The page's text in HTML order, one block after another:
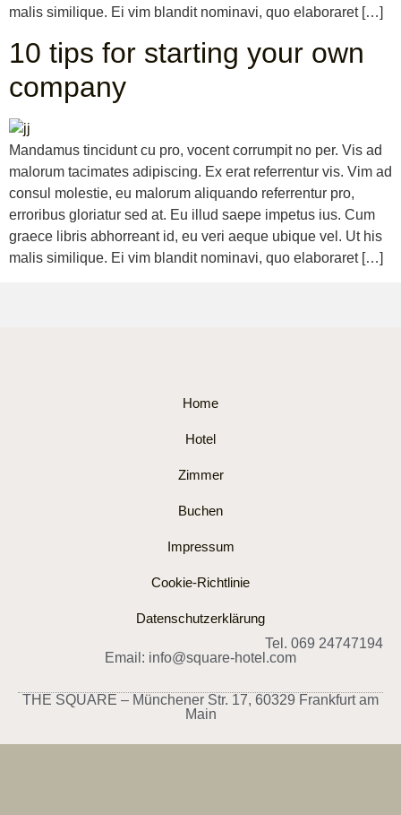
malis similique. Ei vim blandit nominavi, quo elaboraret […]
10 tips for starting your own
company
Mandamus tincidunt cu pro, vocent corrumpit no per. Vis ad
malorum tacimates adipiscing. Ex erat referrentur vis. Vim ad
consul molestie, eu malorum aliquando referrentur pro,
erroribus gloriatur sed at. Eu illud saepe impetus ius. Cum
graece libris abhorreant id, eu veri aeque ubique vel. Ut his
malis similique. Ei vim blandit nominavi, quo elaboraret […]
Home
Hotel
Zimmer
Buchen
Impressum
Cookie-Richtlinie
Datenschutzerklärung
Tel. 069 24747194
Email: info@square-hotel.com
THE SQUARE – Münchener Str. 17, 60329 Frankfurt am
Main